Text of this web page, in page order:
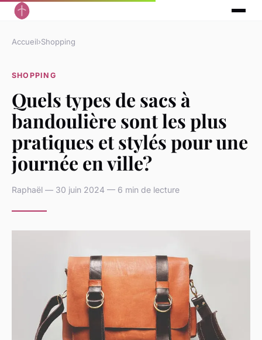
Accueil›Shopping
SHOPPING
Quels types de sacs à
bandoulière sont les plus
pratiques et stylés pour une
journée en ville?
Raphaël — 30 juin 2024 — 6 min de lecture